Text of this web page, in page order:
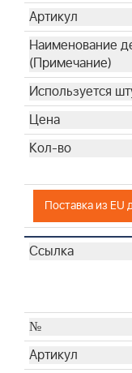
Поставка из EU